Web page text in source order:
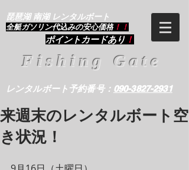
琵琶湖 南湖 レンタルボート
​全艇ガソリン代込みの安心価格 ！！
ポイントカードあり ！
Fishing Gate
レンタルボート予約番号： 090-3827-2931
来週末のレンタルボート空
き状況！